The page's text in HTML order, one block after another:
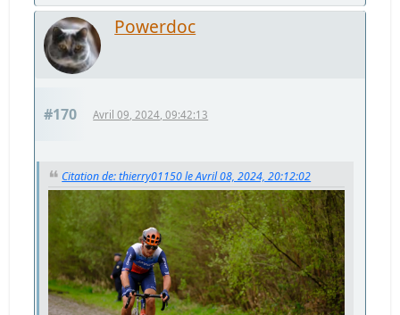
Powerdoc
#170 Avril 09, 2024, 09:42:13
Citation de: thierry01150 le Avril 08, 2024, 20:12:02